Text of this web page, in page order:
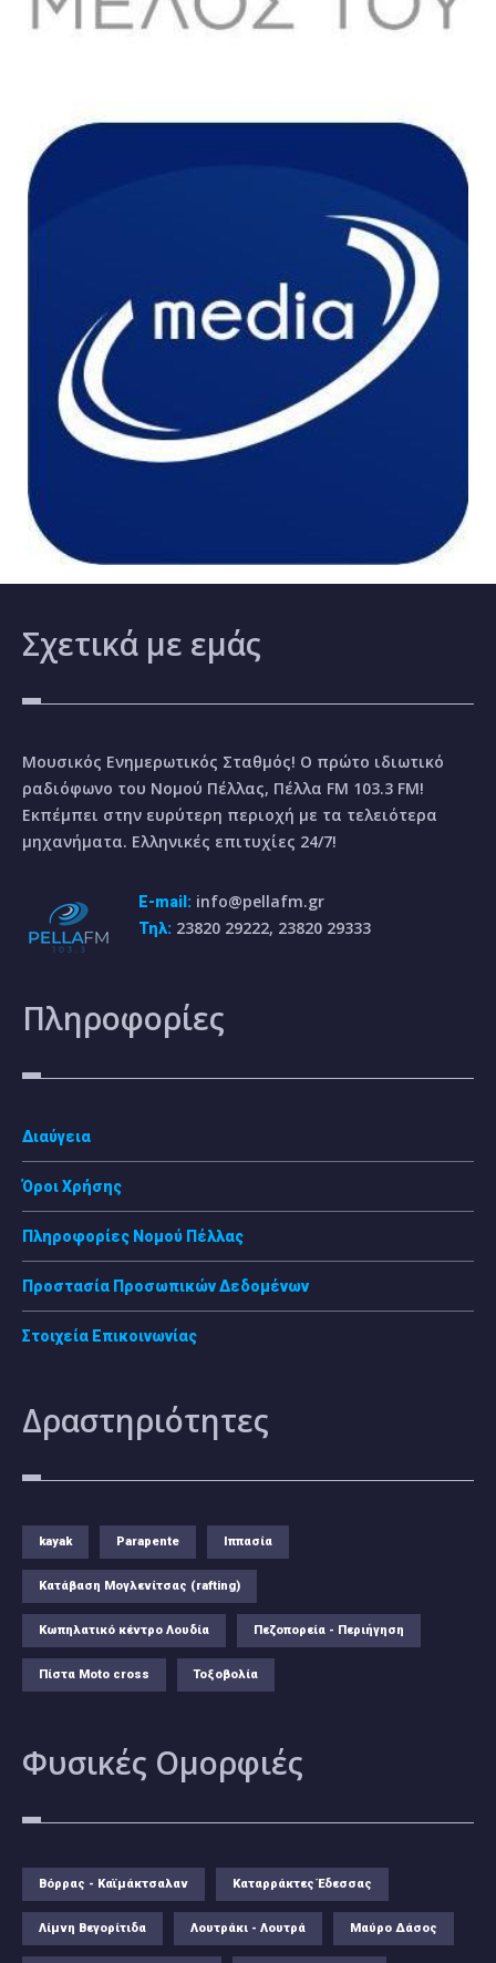
Σχετικά με εμάς
Μουσικός Ενημερωτικός Σταθμός! Ο πρώτο ιδιωτικό
ραδιόφωνο του Νομού Πέλλας, Πέλλα FM 103.3 FM!
Εκπέμπει στην ευρύτερη περιοχή με τα τελειότερα
μηχανήματα. Ελληνικές επιτυχίες 24/7!
E-mail: info@pellafm.gr
Τηλ: 23820 29222, 23820 29333
Πληροφορίες
Διαύγεια
Όροι Χρήσης
Πληροφορίες Νομού Πέλλας
Προστασία Προσωπικών Δεδομένων
Στοιχεία Επικοινωνίας
Δραστηριότητες
kayak Parapente Ιππασία
Κατάβαση Μογλενίτσας (rafting)
Κωπηλατικό κέντρο Λουδία Πεζοπορεία - Περιήγηση
Πίστα Moto cross Τοξοβολία
Φυσικές Ομορφιές
Βόρρας - Καϊμάκτσαλαν Καταρράκτες Έδεσσας
Λίμνη Βεγορίτιδα Λουτράκι - Λουτρά Μαύρο Δάσος